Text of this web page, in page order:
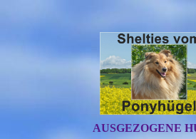
AUSGEZOGENE